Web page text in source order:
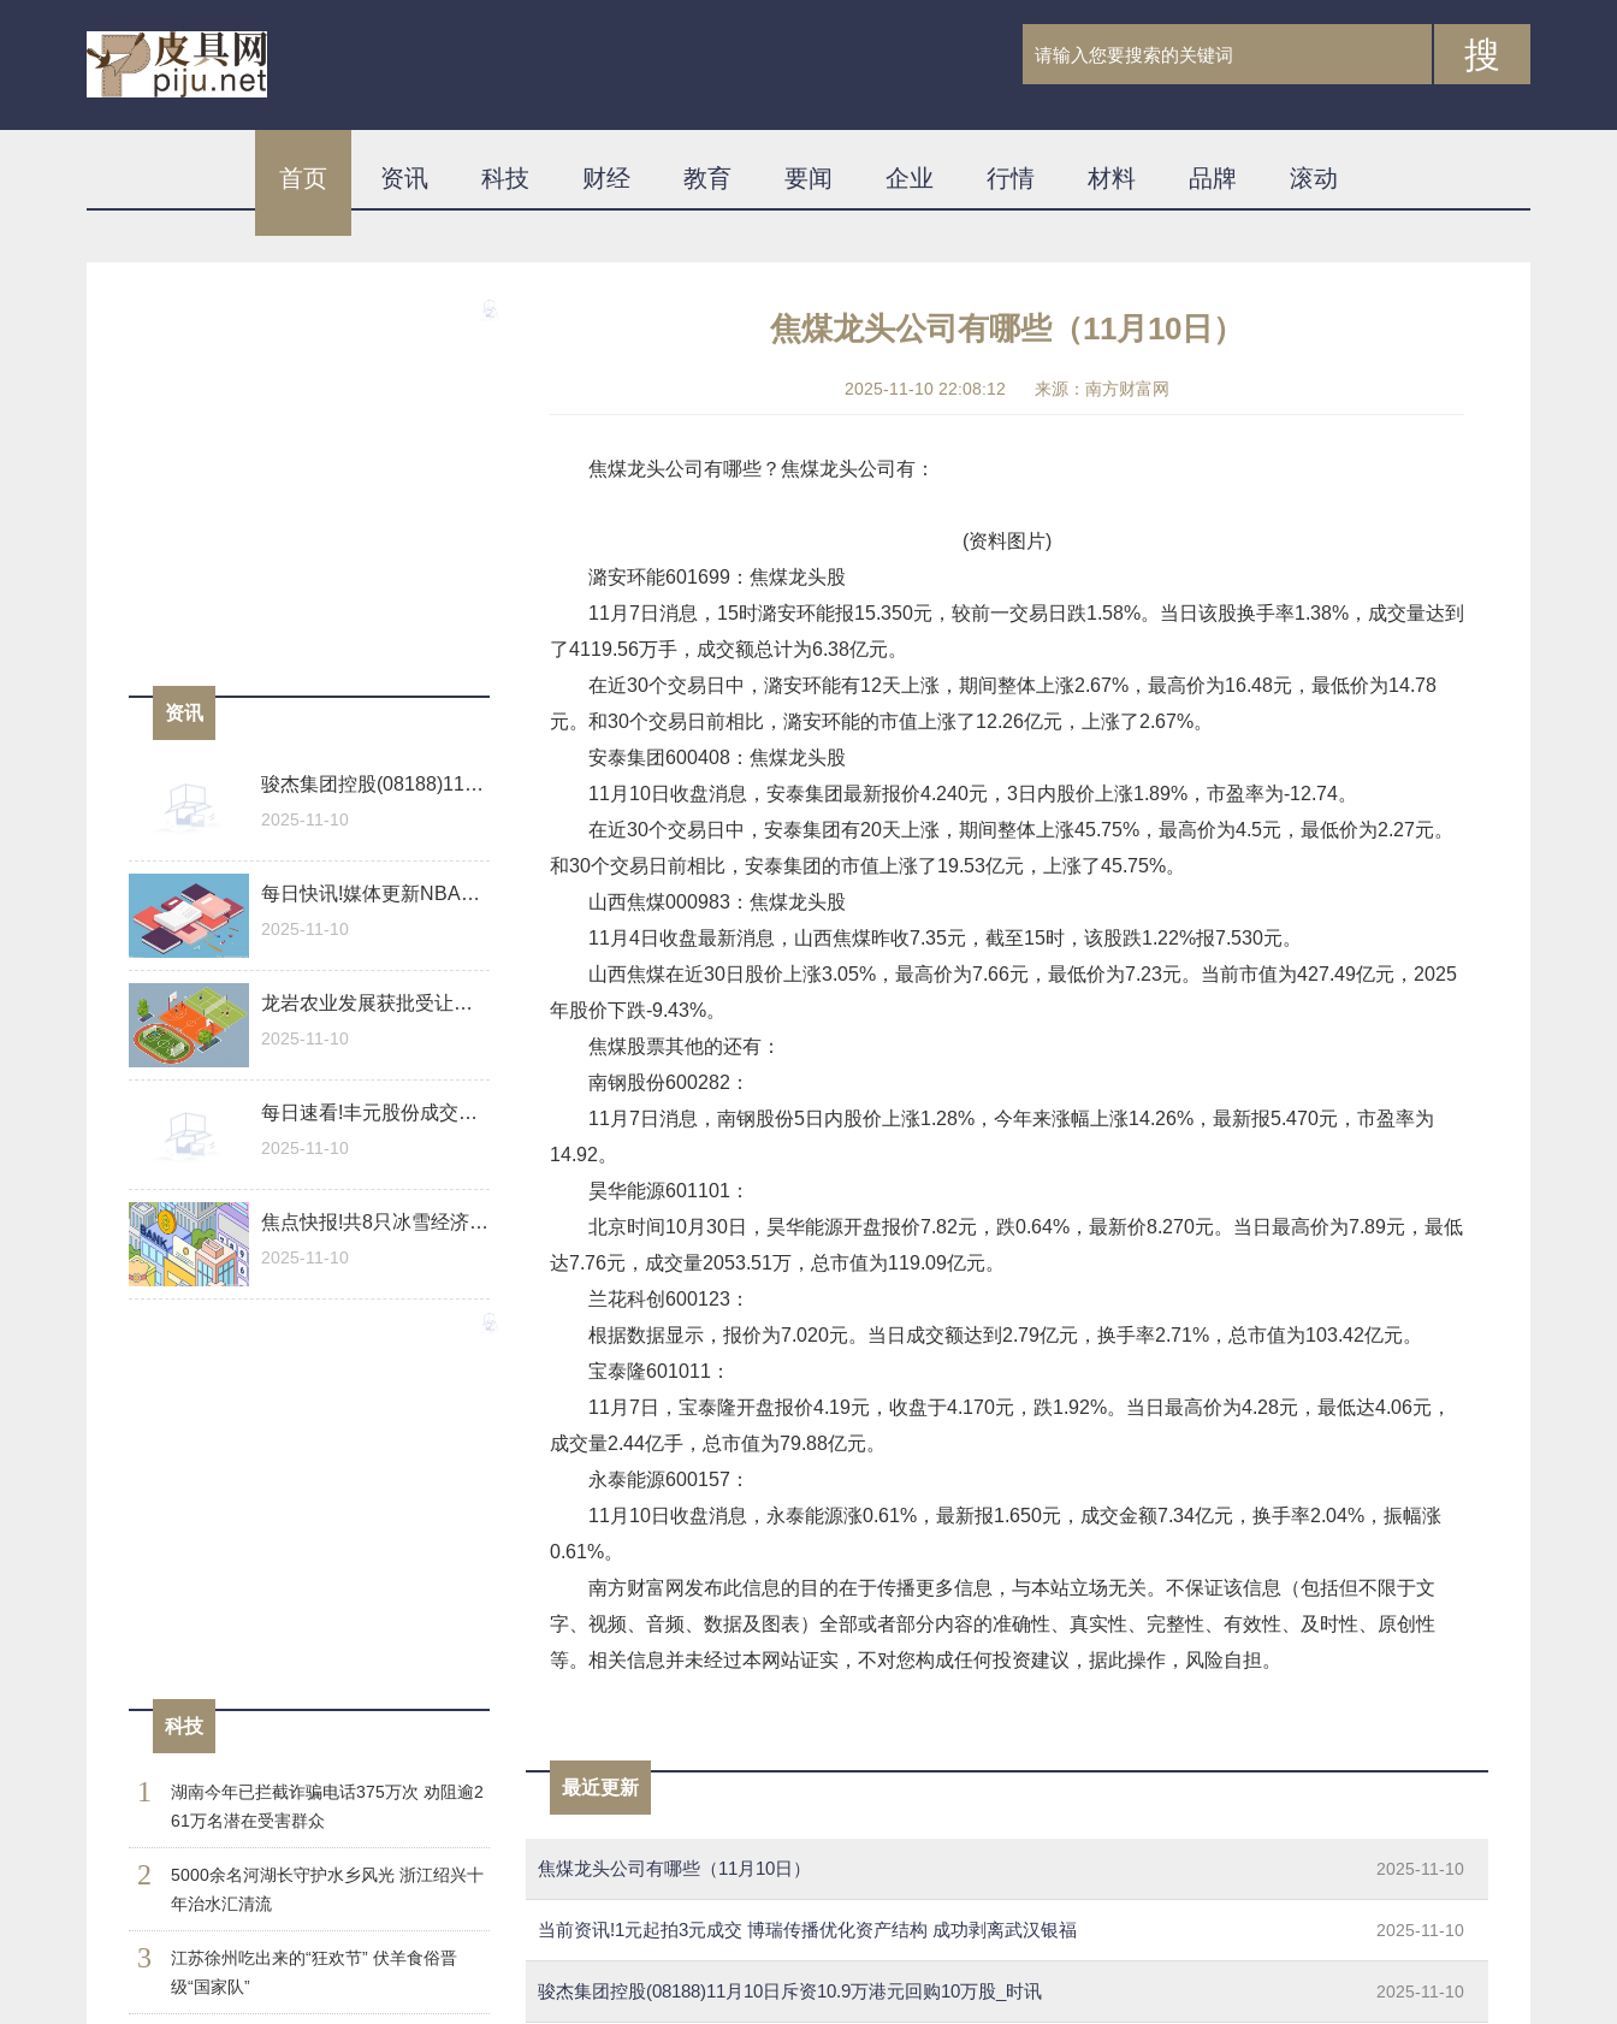
搜
首页 资讯 科技 财经 教育 要闻 企业 行情 材料 品牌 滚动
资讯
骏杰集团控股(08188)11月10日斥资10.9万港元回购10万股_时讯
2025-11-10
每日快讯!媒体更新NBA杯冠军赔率：雷霆独一档领跑，湖人压勇士进前三
2025-11-10
龙岩农业发展获批受让福建漳平农商行股份
2025-11-10
每日速看!丰元股份成交额创2024年4月15日以来新高
2025-11-10
焦点快报!共8只冰雪经济公司龙头（2025/11/10）
2025-11-10
科技
1
湖南今年已拦截诈骗电话375万次 劝阻逾2
61万名潜在受害群众
2
5000余名河湖长守护水乡风光 浙江绍兴十
年治水汇清流
3
江苏徐州吃出来的“狂欢节” 伏羊食俗晋
级“国家队”
焦煤龙头公司有哪些（11月10日）
2025-11-10 22:08:12 来源：南方财富网
焦煤龙头公司有哪些？焦煤龙头公司有：
(资料图片)
潞安环能601699：焦煤龙头股
11月7日消息，15时潞安环能报15.350元，较前一交易日跌1.58%。当日该股换手率1.38%，成交量达到
了4119.56万手，成交额总计为6.38亿元。
在近30个交易日中，潞安环能有12天上涨，期间整体上涨2.67%，最高价为16.48元，最低价为14.78
元。和30个交易日前相比，潞安环能的市值上涨了12.26亿元，上涨了2.67%。
安泰集团600408：焦煤龙头股
11月10日收盘消息，安泰集团最新报价4.240元，3日内股价上涨1.89%，市盈率为-12.74。
在近30个交易日中，安泰集团有20天上涨，期间整体上涨45.75%，最高价为4.5元，最低价为2.27元。
和30个交易日前相比，安泰集团的市值上涨了19.53亿元，上涨了45.75%。
山西焦煤000983：焦煤龙头股
11月4日收盘最新消息，山西焦煤昨收7.35元，截至15时，该股跌1.22%报7.530元。
山西焦煤在近30日股价上涨3.05%，最高价为7.66元，最低价为7.23元。当前市值为427.49亿元，2025
年股价下跌-9.43%。
焦煤股票其他的还有：
南钢股份600282：
11月7日消息，南钢股份5日内股价上涨1.28%，今年来涨幅上涨14.26%，最新报5.470元，市盈率为
14.92。
昊华能源601101：
北京时间10月30日，昊华能源开盘报价7.82元，跌0.64%，最新价8.270元。当日最高价为7.89元，最低
达7.76元，成交量2053.51万，总市值为119.09亿元。
兰花科创600123：
根据数据显示，报价为7.020元。当日成交额达到2.79亿元，换手率2.71%，总市值为103.42亿元。
宝泰隆601011：
11月7日，宝泰隆开盘报价4.19元，收盘于4.170元，跌1.92%。当日最高价为4.28元，最低达4.06元，
成交量2.44亿手，总市值为79.88亿元。
永泰能源600157：
11月10日收盘消息，永泰能源涨0.61%，最新报1.650元，成交金额7.34亿元，换手率2.04%，振幅涨
0.61%。
南方财富网发布此信息的目的在于传播更多信息，与本站立场无关。不保证该信息（包括但不限于文
字、视频、音频、数据及图表）全部或者部分内容的准确性、真实性、完整性、有效性、及时性、原创性
等。相关信息并未经过本网站证实，不对您构成任何投资建议，据此操作，风险自担。
最近更新
焦煤龙头公司有哪些（11月10日） 2025-11-10
当前资讯!1元起拍3元成交 博瑞传播优化资产结构 成功剥离武汉银福 2025-11-10
骏杰集团控股(08188)11月10日斥资10.9万港元回购10万股_时讯 2025-11-10